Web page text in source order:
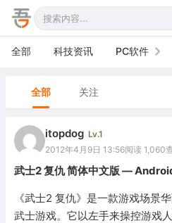
全部 科技资讯 PC软件
办公软件
图形图像
音频视频
游戏娱乐
手机软件
车机软件
全部 关注
itopdog Lv.1
2012年4月9日 13:56阅读 1,060
武士2 复仇 简体中文版 —
《武士2 复仇》是一款游戏场景
武士游戏。它以左手来操控游戏